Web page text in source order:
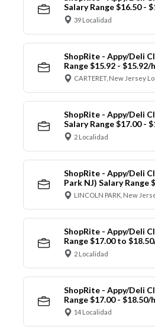
Salary Range $16.50 -
39 Localidad
ShopRite - Appy/Deli
Range $15.92 - $15.92/
CARTERET, New Jersey
ShopRite - Appy/Deli
Salary Range $17.00 -
2 Localidad
ShopRite - Appy/Deli
Park NJ) Salary Range
LINCOLN PARK, New
ShopRite - Appy/Deli
Range $17.00 to
2 Localidad
ShopRite - Appy/Deli
Range $17.00 - $18.50/
14 Localidad